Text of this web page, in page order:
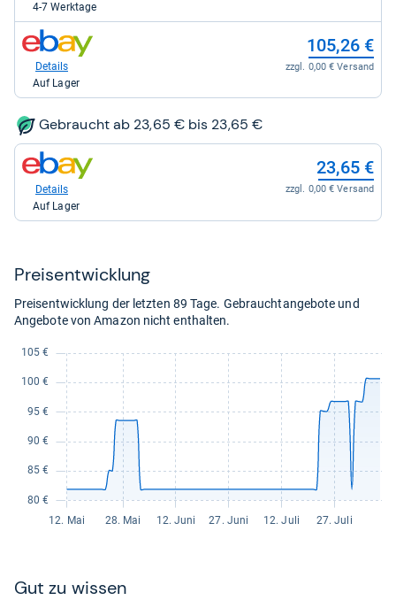
100,70
kaufen.
4-7 Werktage
zum
Shop:
eBay
kaufen.
105,26 €
zzgl. 0,00 € Versand
Details
Auf Lager
Gebraucht ab 23,65 € bis 23,65 €
zum
Shop:
eBay
23,65 €
zzgl. 0,00 € Versand
Details
Auf Lager
Preis­ent­wick­lung
Preisentwicklung der letzten 89 Tage. Gebrauchtangebote und
Angebote von Amazon nicht enthalten.
Gut zu wis­sen